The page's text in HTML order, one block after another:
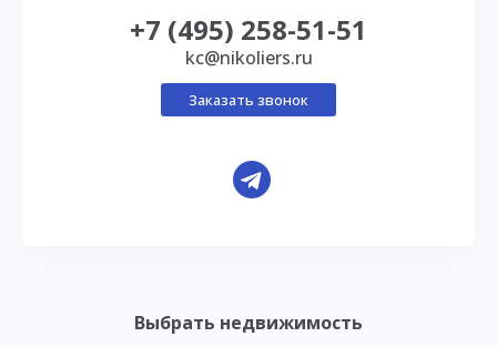
Выбрать недвижимость
+7 (495) 258-51-51
kc@nikoliers.ru
Заказать звонок